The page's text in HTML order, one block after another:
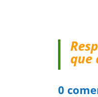
que
0